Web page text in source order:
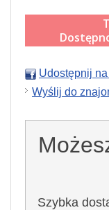
Udostępnij
Wyślij do
Szybka